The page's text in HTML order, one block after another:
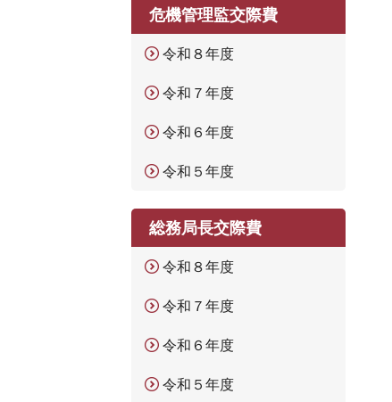
危機管理監交際費
令和８年度
令和７年度
令和６年度
令和５年度
総務局長交際費
令和８年度
令和７年度
令和６年度
令和５年度